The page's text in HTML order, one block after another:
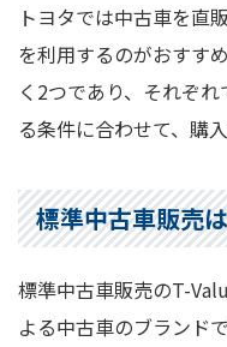
トヨタでは中古車を直
を利用するのがおすす
く2つであり、それぞ
る条件に合わせて、購
標準中古車販売
標準中古車販売のT-
よる中古車のブランド